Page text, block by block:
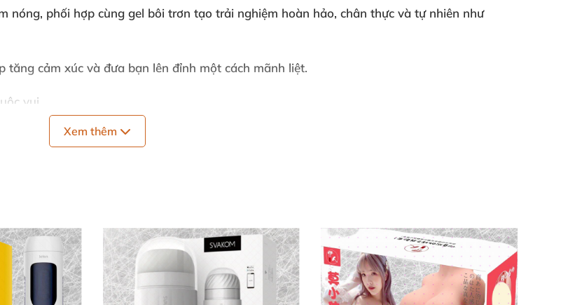
nóng, phối hợp cùng gel bôi trơn tạo trải nghiệm hoàn hảo, chân thực và tự nhiên như
cảm xúc và đưa bạn lên đỉnh một cách mãnh liệt.
vui.
hữu ích cho những người độc thân, quý ông bận rộn hay những ai đang lấy lại phong
Xem thêm